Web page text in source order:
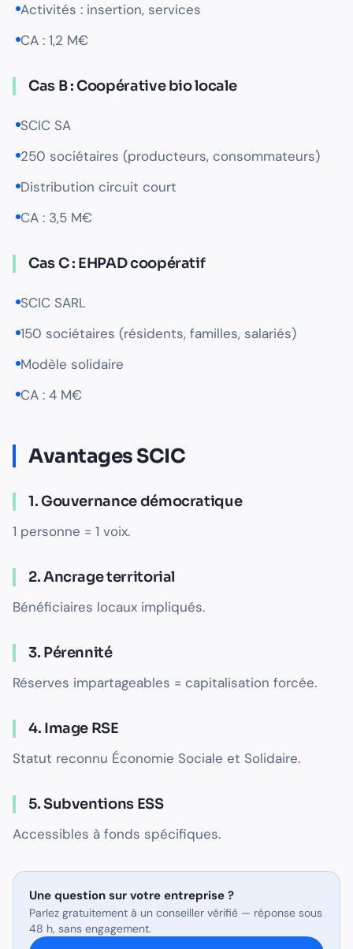
Activités : insertion, services
CA : 1,2 M€
Cas B : Coopérative bio locale
SCIC SA
250 sociétaires (producteurs, consommateurs)
Distribution circuit court
CA : 3,5 M€
Cas C : EHPAD coopératif
SCIC SARL
150 sociétaires (résidents, familles, salariés)
Modèle solidaire
CA : 4 M€
Avantages SCIC
1. Gouvernance démocratique
1 personne = 1 voix.
2. Ancrage territorial
Bénéficiaires locaux impliqués.
3. Pérennité
Réserves impartageables = capitalisation forcée.
4. Image RSE
Statut reconnu Économie Sociale et Solidaire.
5. Subventions ESS
Accessibles à fonds spécifiques.
Une question sur votre entreprise ?
Parlez gratuitement à un conseiller vérifié — réponse sous
48 h, sans engagement.